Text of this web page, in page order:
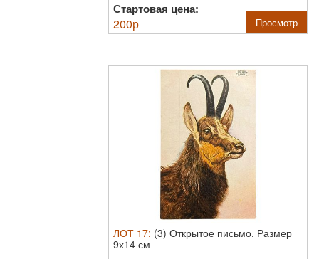
Стартовая цена:
200р Просмотр
ЛОТ 17: (3) Открытое письмо. Размер
9х14 см